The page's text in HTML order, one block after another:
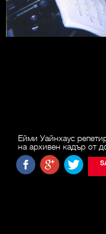
Ейми Уайнхаус
на архивен кадър от